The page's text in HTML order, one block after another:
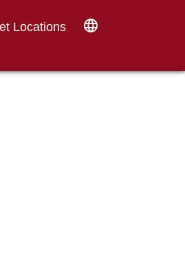
Locations language